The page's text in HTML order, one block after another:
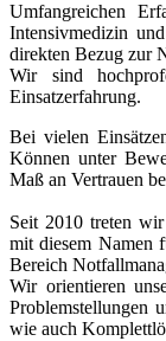
Umfangreichen
Intensivmedizin
direkten Bezug zur
Wir sind
Einsatzerfahrung.
Bei vielen
Können unter
Maß an Vertrauen
Seit 2010 treten
mit diesem Namen
Bereich
Wir orientieren
Problemstellungen
wie auch